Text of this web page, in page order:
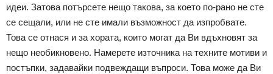
идеи. Затова потърсете нещо такова, за което по-рано не сте
се сещали, или не сте имали възможност да изпробвате.
Това се отнася и за хората, които могат да Ви вдъхновят за
нещо необикновено. Намерете източника на техните мотиви и
постъпки, задавайки подвеждащи въпроси. Това може да Ви